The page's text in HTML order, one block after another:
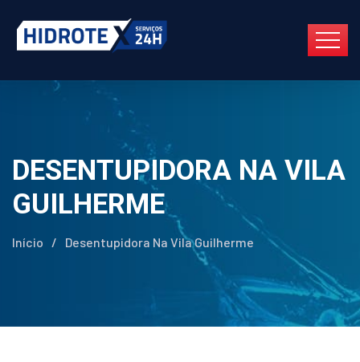
DESENTUPIDORA NA VILA
GUILHERME
Início / Desentupidora Na Vila Guilherme